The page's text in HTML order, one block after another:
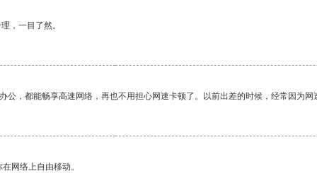
，一目了然。
，都能畅享高速网络，再也不用担心网速卡顿了。以前出差的时候，经常因为
网络上自由移动。